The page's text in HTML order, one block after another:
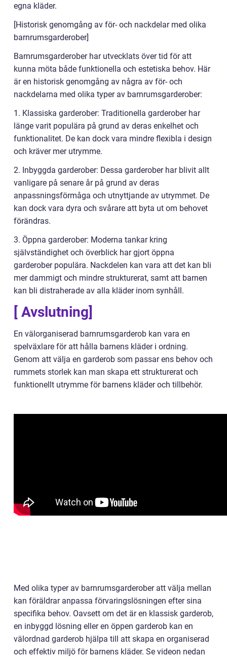
egna kläder.
[Historisk genomgång av för- och nackdelar med olika
barnrumsgarderober]
Barnrumsgarderober har utvecklats över tid för att
kunna möta både funktionella och estetiska behov. Här
är en historisk genomgång av några av för- och
nackdelarna med olika typer av barnrumsgarderober:
1. Klassiska garderober: Traditionella garderober har
länge varit populära på grund av deras enkelhet och
funktionalitet. De kan dock vara mindre flexibla i design
och kräver mer utrymme.
2. Inbyggda garderober: Dessa garderober har blivit allt
vanligare på senare år på grund av deras
anpassningsförmåga och utnyttjande av utrymmet. De
kan dock vara dyra och svårare att byta ut om behovet
förändras.
3. Öppna garderober: Moderna tankar kring
självständighet och överblick har gjort öppna
garderober populära. Nackdelen kan vara att det kan bli
mer dammigt och mindre strukturerat, samt att barnen
kan bli distraherade av alla kläder inom synhåll.
[ Avslutning]
En välorganiserad barnrumsgarderob kan vara en
spelväxlare för att hålla barnens kläder i ordning.
Genom att välja en garderob som passar ens behov och
rummets storlek kan man skapa ett strukturerat och
funktionellt utrymme för barnens kläder och tillbehör.
Med olika typer av barnrumsgarderober att välja mellan
kan föräldrar anpassa förvaringslösningen efter sina
specifika behov. Oavsett om det är en klassisk garderob,
en inbyggd lösning eller en öppen garderob kan en
välordnad garderob hjälpa till att skapa en organiserad
och effektiv miljö för barnens kläder. Se videon nedan